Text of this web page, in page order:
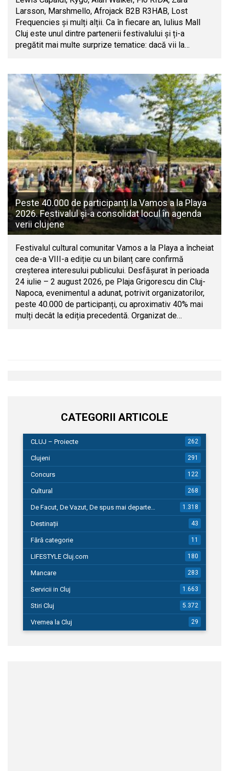
Larsson, Marshmello, Afrojack B2B R3HAB, Lost
Frequencies și mulți alții. Ca în fiecare an, Iulius Mall
Cluj este unul dintre partenerii festivalului și ți-a
pregătit mai multe surprize tematice: dacă vii la…
Peste 40.000 de participanți la Vamos a la Playa
2026. Festivalul și-a consolidat locul în agenda
verii clujene
Festivalul cultural comunitar Vamos a la Playa a încheiat
cea de-a VIII-a ediție cu un bilanț care confirmă
creșterea interesului publicului. Desfășurat în perioada
24 iulie – 2 august 2026, pe Plaja Grigorescu din Cluj-
Napoca, evenimentul a adunat, potrivit organizatorilor,
peste 40.000 de participanți, cu aproximativ 40% mai
mulți decât la ediția precedentă. Organizat de…
CATEGORII ARTICOLE
CLUJ – Proiecte 262
Clujeni 291
Concurs 122
Cultural 268
De Facut, De Vazut, De spus mai departe… 1.318
Destinații 43
Fără categorie 11
LIFESTYLE Cluj.com 180
Mancare 283
Servicii in Cluj 1.663
Stiri Cluj 5.372
Vremea la Cluj 29